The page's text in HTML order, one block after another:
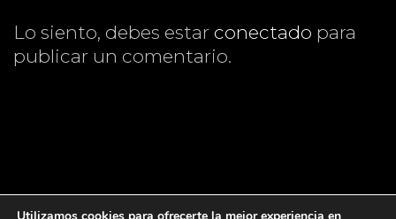
Lo siento, debes estar conectado para
publicar un comentario.